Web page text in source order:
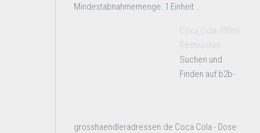
Mindestabnahmemenge: 1 Einheit ...
Coca Cola 330ml
Restposten
Suchen und
Finden auf b2b-
grosshaendleradressen.de Coca Cola - Dose